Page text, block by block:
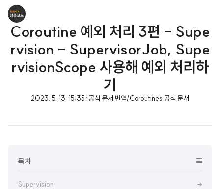
Coroutine 예외 처리 3편 - Supe
rvision - SupervisorJob, Supe
rvisionScope 사용해 예외 처리하
기
2023. 5. 13. 15:35 ·공식 문서 번역/Coroutines 공식 문서
목차
Supervision